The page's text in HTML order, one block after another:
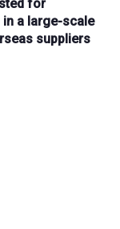
for
a large-scale
suppliers